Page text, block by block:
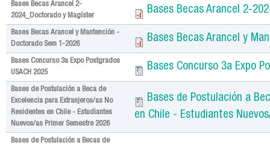
Bases Becas Arancel 2-
2024_Doctorado y Magíster
Bases Becas Arancel 2-
Bases Becas Arancel y Mantención -
Doctorado Sem 1-2026
Bases Becas Arancel y
Bases Concurso 3a Expo Postgrados
USACH 2025
Bases Concurso 3a Expo
Bases de Postulación a Beca de
Excelencia para Extranjeros/as No
Residentes en Chile - Estudiantes
Nuevos/as Primer Semestre 2026
Bases de Postulación a
en Chile - Estudiantes
Bases de Postulación a Becas de